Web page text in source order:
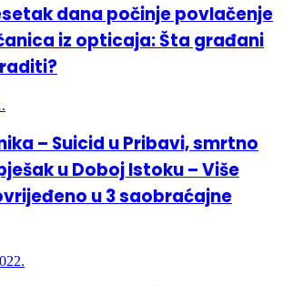
dana počinje povlačenje
iz opticaja: Šta građani
– Suicid u Pribavi, smrtno
u Doboj Istoku – Više
u 3 saobraćajne